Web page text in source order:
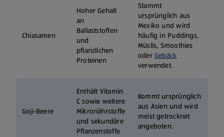
Chiasamen
Hoher Gehalt
an
Ballaststoffen
und
pflanzlichen
Proteinen
Stammt
ursprünglich aus
Mexiko und wird
häufig in Puddings,
Müslis, Smoothies
oderGebäck
verwendet.
Goji-Beere
Enthält Vitamin
C sowie weitere
Mikronährstoffe
und sekundäre
Pflanzenstoffe
Kommt ursprünglich
aus Asien und wird
meist getrocknet
angeboten.